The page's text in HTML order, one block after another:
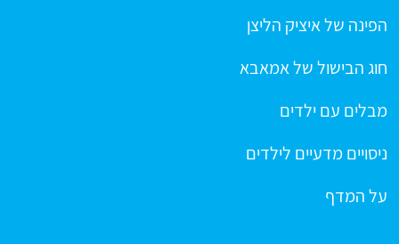
הפינה של איציק הליצן
חוג הבישול של אמאבא
מבלים עם ילדים
ניסויים מדעיים לילדים
על המדף